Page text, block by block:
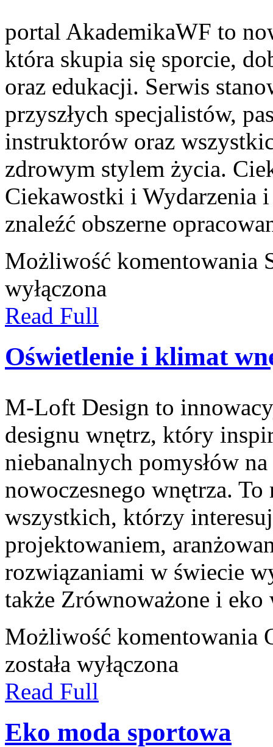
portal AkademikaWF to
która skupia się sporcie,
oraz edukacji. Serwis
przyszłych specjalistów,
instruktorów oraz
zdrowym stylem życia.
Ciekawostki i Wydarzenia
znaleźć obszerne
Możliwość komentowania
wyłączona
Read Full
Oświetlenie i klimat
M-Loft Design to
designu wnętrz, który
niebanalnych pomysłów
nowoczesnego wnętrza.
wszystkich, którzy
projektowaniem,
rozwiązaniami w świecie
także Zrównoważone i eko
Możliwość komentowania
została wyłączona
Read Full
Eko moda sportowa